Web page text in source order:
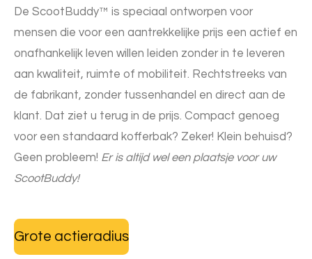
De ScootBuddy™ is speciaal ontworpen voor
mensen die voor een aantrekkelijke prijs een actief en
onafhankelijk leven willen leiden zonder in te leveren
aan kwaliteit, ruimte of mobiliteit. Rechtstreeks van
de fabrikant, zonder tussenhandel en direct aan de
klant. Dat ziet u terug in de prijs. Compact genoeg
voor een standaard kofferbak? Zeker! Klein behuisd?
Geen probleem! Er is altijd wel een plaatsje voor uw
ScootBuddy!
Grote actieradius